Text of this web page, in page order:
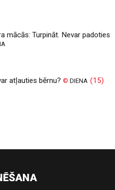
mācās: Turpināt. Nevar padoties
atļauties bērnu?© DIENA (15)